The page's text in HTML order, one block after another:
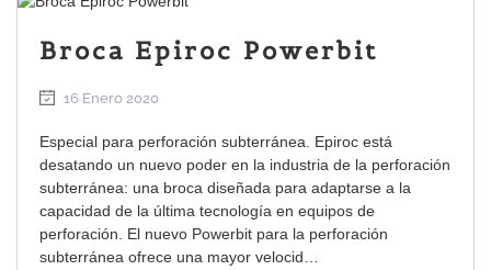
Broca Epiroc Powerbit
16 Enero 2020
Especial para perforación subterránea. Epiroc está
desatando un nuevo poder en la industria de la perforación
subterránea: una broca diseñada para adaptarse a la
capacidad de la última tecnología en equipos de
perforación. El nuevo Powerbit para la perforación
subterránea ofrece una mayor velocid…